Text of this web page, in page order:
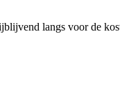
langs voor de